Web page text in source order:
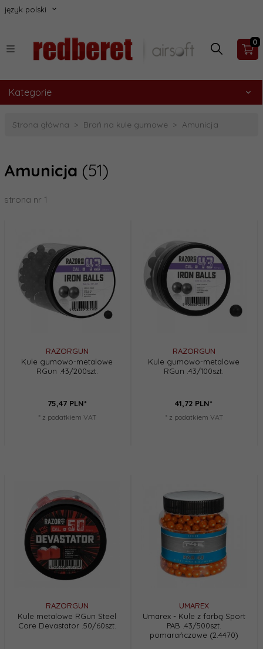
język polski
0
Kategorie
Strona główna Broń na kule gumowe Amunicja
Amunicja (51)
strona nr 1
RAZORGUN
Kule gumowo-metalowe
RGun .43/200szt.
75,47 PLN*
* z podatkiem VAT
RAZORGUN
Kule gumowo-metalowe
RGun .43/100szt.
41,72 PLN*
* z podatkiem VAT
RAZORGUN
Kule metalowe RGun Steel
Core Devastator .50/60szt.
UMAREX
Umarex - Kule z farbą Sport
PAB .43/500szt.
pomarańczowe (2.4470)